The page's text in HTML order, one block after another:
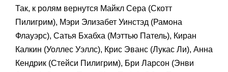
Так, к ролям вернутся Майкл Сера (Скотт
Пилигрим), Мэри Элизабет Уинстэд (Рамона
Флауэрс), Сатья Бхабха (Мэттью Патель), Киран
Калкин (Уоллес Уэллс), Крис Эванс (Лукас Ли), Анна
Кендрик (Стейси Пилигрим), Бри Ларсон (Энви